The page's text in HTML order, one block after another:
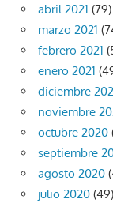
abril 2021 (79)
marzo 2021
febrero 2021
enero 2021
diciembre
noviembre
octubre 2020
septiembre
agosto 2020
julio 2020 (49)